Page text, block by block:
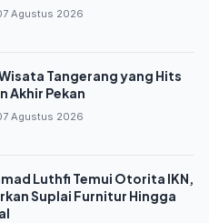
Agustus 2026
Tangerang yang Hits
Akhir Pekan
Agustus 2026
Luthfi Temui Otorita IKN,
Suplai Furnitur Hingga